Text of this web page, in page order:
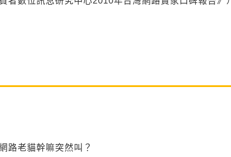
老貓幹嘛突然叫？